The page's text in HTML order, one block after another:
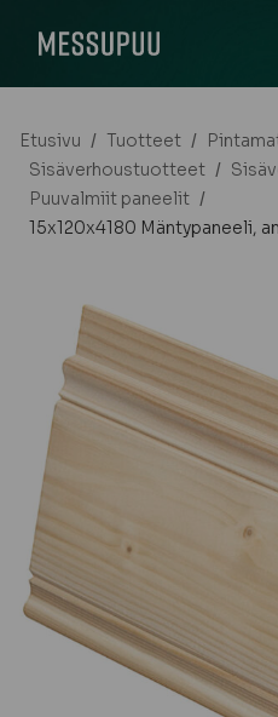
Etusivu / Tuotteet /
Sisäverhoustuotteet /
Puuvalmiit paneelit /
15x120x4180 Mäntypaneeli,